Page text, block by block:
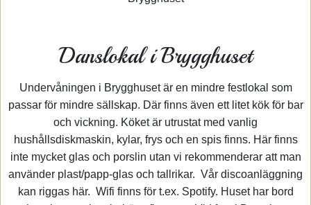
Danslokal i Brygghuset
Undervåningen i Brygghuset är en mindre festlokal som
passar för mindre sällskap. Där finns även ett litet kök för bar
och vickning. Köket är utrustat med vanlig
hushållsdiskmaskin, kylar, frys och en spis finns. Här finns
inte mycket glas och porslin utan vi rekommenderar att man
använder plast/papp-glas och tallrikar. Vår discoanläggning
kan riggas här. Wifi finns för t.ex. Spotify. Huset har bord